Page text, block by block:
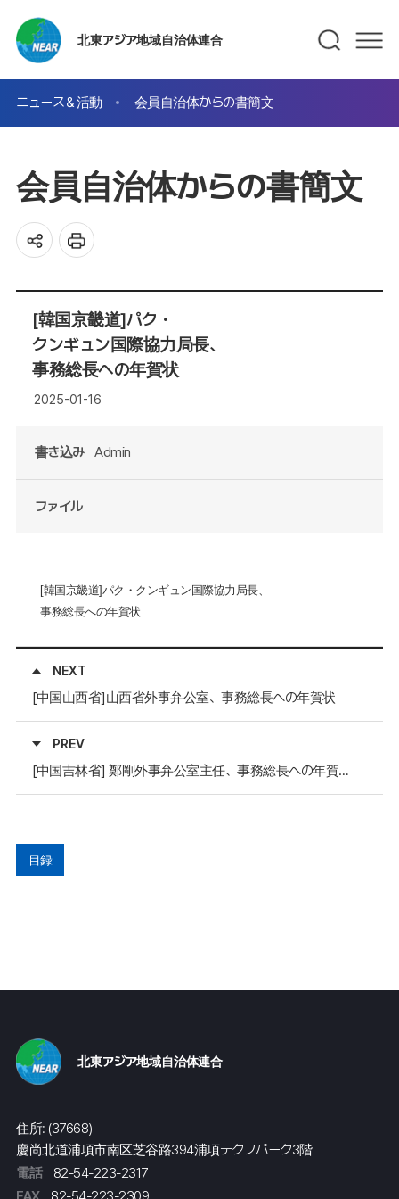
北東アジア地域自治体連合
ニュース＆活動 会員自治体からの書簡文
会員自治体からの書簡文
[韓国京畿道]パク・
クンギュン国際協力局長、
事務総長への年賀状
2025-01-16
書き込み Admin
ファイル
[韓国京畿道]パク・クンギュン国際協力局長、
事務総長への年賀状
NEXT
[中国山西省]山西省外事弁公室、事務総長への年賀状
PREV
[中国吉林省] 鄭剛外事弁公室主任、事務総長への年賀状
目録
北東アジア地域自治体連合
住所: (37668)
慶尚北道浦項市南区芝谷路394浦項テクノパーク3階
電話
82-54-223-2317